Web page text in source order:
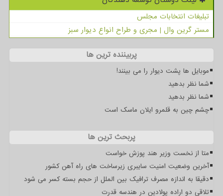
تبلیغات انتخابات مجلس
مستر گرین وال | مجری و طراح انواع دیوار سبز
پربیننده ترین ها
موبایل ها پشت دیوار را می بینند!
شما نظر بدهید
شما نظر بدهید
چشم چین به قلمرو ایلان ماسک است
پربحث ترین ها
متا از نخست وزیر هند پوزش خواست
آخرین وضعیت امنیت سایبری زیرساخت های راه آهن کشور
دقیقا به اندازه مصرف ترافیک بین الملل از حجم بسته کسر می شود
تلاقی دو اراده پولادین در هندسه قدرت